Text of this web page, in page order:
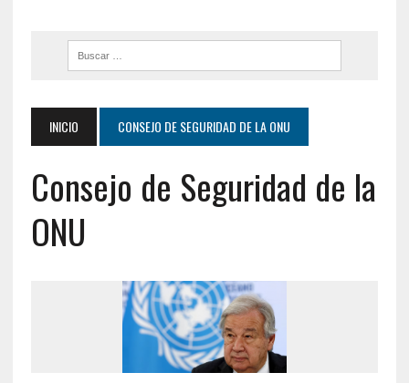
INICIO CONSEJO DE SEGURIDAD DE LA ONU
Consejo de Seguridad de la
ONU